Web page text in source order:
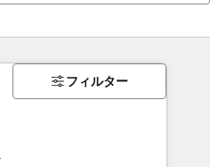
フィルター